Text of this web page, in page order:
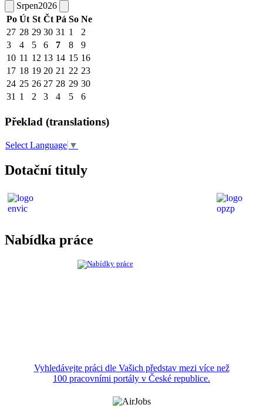
Srpen2026
Po Út St Čt Pá So Ne
27 28 29 30 31 1
2
3
4 5 6 7 8
9
10 11 12 13 14 15 16
17 18 19 20 21 22 23
24 25 26 27 28 29 30
31 1 2 3 4 5 6
Překlad (translations)
Select Language ▼
Dotační tituly
Nabídka práce
Vyhledávejte práci dle Vašich představ mezi více než
100 pracovními portály v České republice.